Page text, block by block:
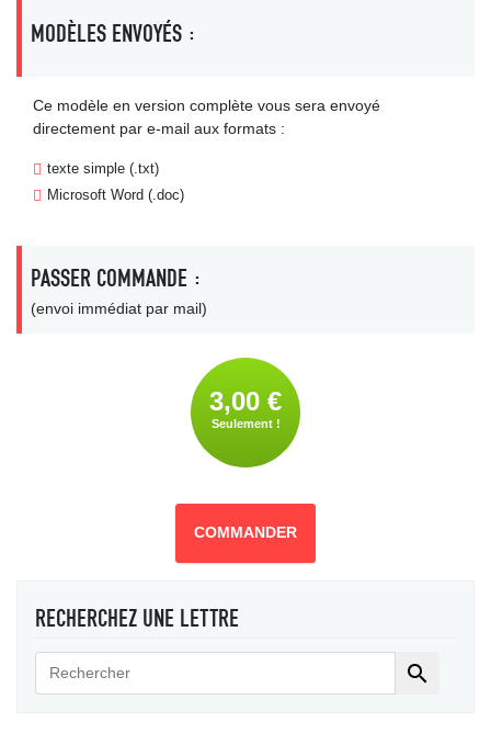
MODÈLES ENVOYÉS :
Ce modèle en version complète vous sera envoyé
directement par e-mail aux formats :
texte simple (.txt)
Microsoft Word (.doc)
PASSER COMMANDE :
(envoi immédiat par mail)
3,00 €
Seulement !
COMMANDER
RECHERCHEZ UNE LETTRE
